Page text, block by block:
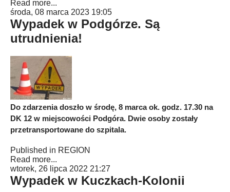
Read more...
środa, 08 marca 2023 19:05
Wypadek w Podgórze. Są
utrudnienia!
Do zdarzenia doszło w środę, 8 marca ok. godz. 17.30 na
DK 12 w miejscowości Podgóra. Dwie osoby zostały
przetransportowane do szpitala.
Published in REGION
Read more...
wtorek, 26 lipca 2022 21:27
Wypadek w Kuczkach-Kolonii